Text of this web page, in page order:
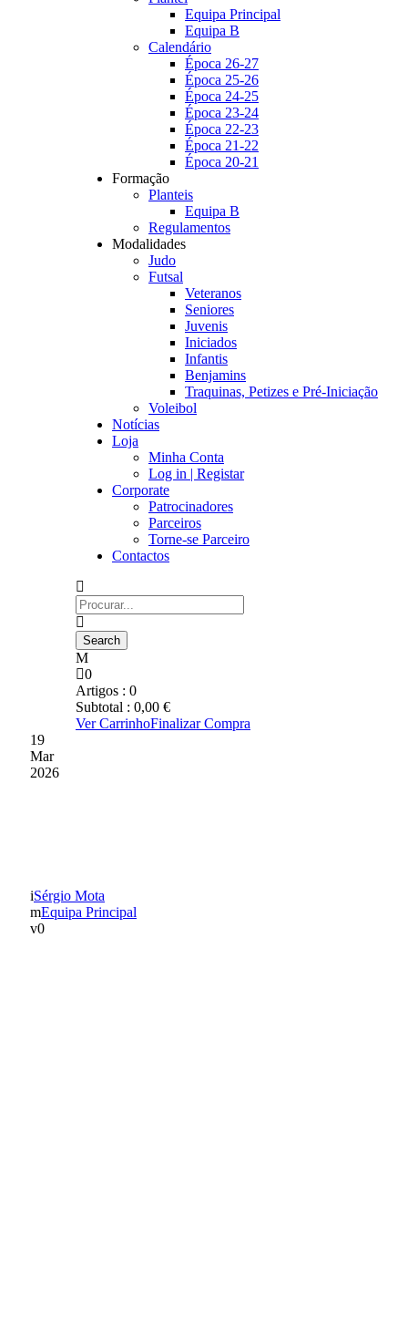
Equipa Principal
Equipa B
Calendário
Época 26-27
Época 25-26
Época 24-25
Época 23-24
Época 22-23
Época 21-22
Época 20-21
Formação
Planteis
Equipa B
Regulamentos
Modalidades
Judo
Futsal
Veteranos
Seniores
Juvenis
Iniciados
Infantis
Benjamins
Traquinas, Petizes e Pré-Iniciação
Voleibol
Notícias
Loja
Minha Conta
Log in | Registar
Corporate
Patrocinadores
Parceiros
Torne-se Parceiro
Contactos
0
Artigos : 0
Subtotal : 0,00 €
Ver CarrinhoFinalizar Compra
19
Mar
2026
Sérgio Mota
Equipa Principal
0